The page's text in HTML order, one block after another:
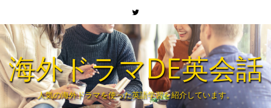
海外ドラマDE英会話
人気の海外ドラマを使った英語学習を紹介しています。